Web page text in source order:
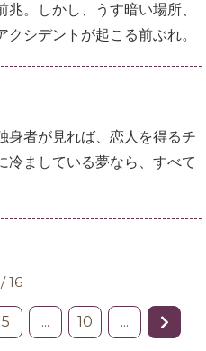
。しかし、うす暗い場所、
シデントが起こる前ぶれ。
身者が見れば、恋人を得るチ
冷ましている夢なら、すべて
16
5 ... 10 ...